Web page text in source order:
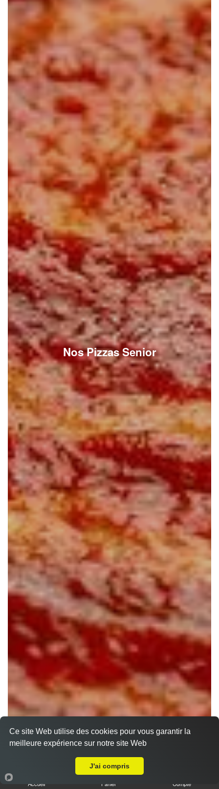
Nos Pizzas Senior
Accueil Panier Compte
Ce site Web utilise des cookies pour vous garantir la
meilleure expérience sur notre site Web
J'ai compris